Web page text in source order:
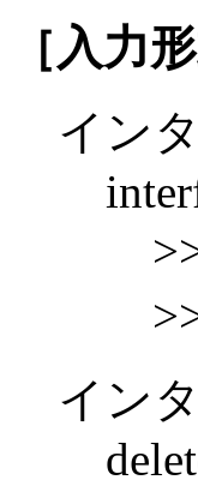
［入力
イン
>>
>>
イン